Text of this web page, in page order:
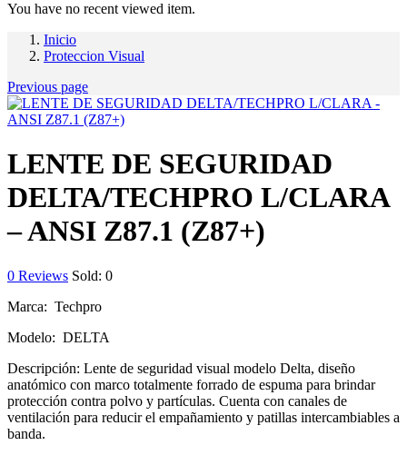
You have no recent viewed item.
Inicio
Proteccion Visual
Previous page
LENTE DE SEGURIDAD
DELTA/TECHPRO L/CLARA
– ANSI Z87.1 (Z87+)
0 Reviews Sold: 0
Marca: Techpro
Modelo: DELTA
Descripción: Lente de seguridad visual modelo Delta, diseño
anatómico con marco totalmente forrado de espuma para brindar
protección contra polvo y partículas. Cuenta con canales de
ventilación para reducir el empañamiento y patillas intercambiables a
banda.